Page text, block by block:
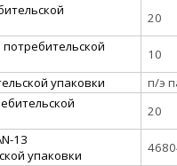
20
10
упаковки
п/э
20
13
упаковки